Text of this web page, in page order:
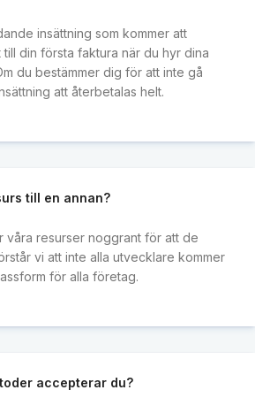
insättning som kommer att
din första faktura när du hyr dina
du bestämmer dig för att inte gå
att återbetalas helt.
till en annan?
våra resurser noggrant för att de
vi att inte alla utvecklare kommer
för alla företag.
accepterar du?